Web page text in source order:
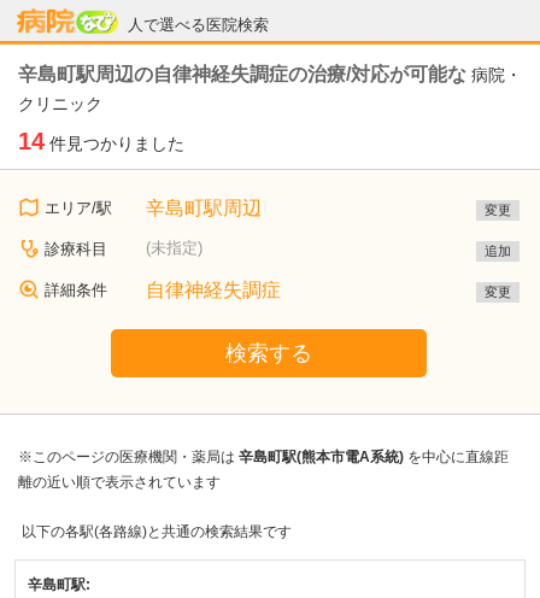
人で選べる医院検索
病院なび
辛島町駅周辺の自律神経失調症の治療/対応が可能な 病院・
クリニック
14 件見つかりました
エリア/駅 辛島町駅周辺 変更
診療科目 (未指定) 追加
詳細条件 自律神経失調症 変更
検索する
※このページの医療機関・薬局は 辛島町駅(熊本市電A系統) を中心に直線距
離の近い順で表示されています
以下の各駅(各路線)と共通の検索結果です
辛島町駅: